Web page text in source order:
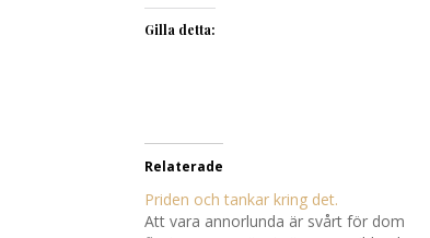
Gilla detta:
Relaterade
Priden och tankar kring det.
Att vara annorlunda är svårt för dom